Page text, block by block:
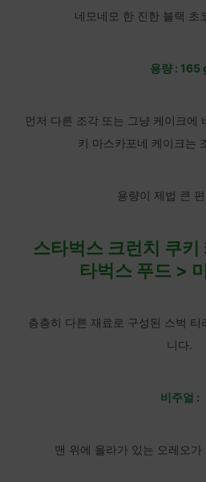
네모네모 한 진한 블랙 초
용량 : 165
먼저 다른 조각 또는 그냥 케이크에
키 마스카포네 케이크는
용량이 제법 큰 편
스타벅스 크런치 쿠키
타벅스 푸드 >
층층히 다른 재료로 구성된 스벅 티
니다.
비주얼 :
맨 위에 올라가 있는 오레오가